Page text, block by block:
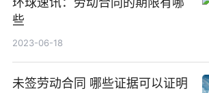
些
2023-06-18
未签劳动合同 哪些证据可以证明